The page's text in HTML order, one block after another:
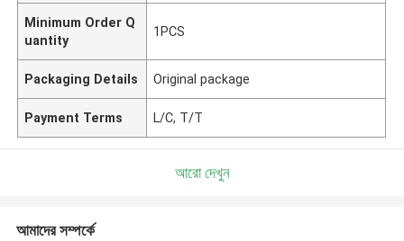
Minimum Order Q
uantity
1PCS
Packaging Details Original package
Payment Terms L/C, T/T
আরো দেখুন
আমাদের সম্পর্কে